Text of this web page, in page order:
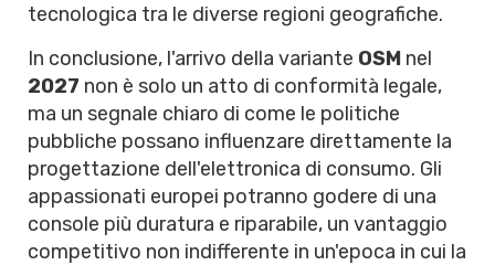
tecnologica tra le diverse regioni geografiche.
In conclusione, l'arrivo della variante OSM nel
2027 non è solo un atto di conformità legale,
ma un segnale chiaro di come le politiche
pubbliche possano influenzare direttamente la
progettazione dell'elettronica di consumo. Gli
appassionati europei potranno godere di una
console più duratura e riparabile, un vantaggio
competitivo non indifferente in un'epoca in cui la